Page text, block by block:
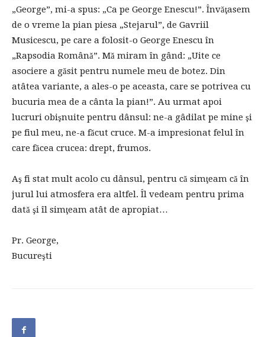
„George”, mi-a spus: „Ca pe George Enescu!”. Învăţasem
de o vreme la pian piesa „Stejarul”, de Gavriil
Musicescu, pe care a folosit-o George Enescu în
„Rapsodia Română”. Mă miram în gând: „Uite ce
asociere a găsit pentru numele meu de botez. Din
atâtea variante, a ales-o pe aceasta, care se potrivea cu
bucuria mea de a cânta la pian!”. Au urmat apoi
lucruri obişnuite pentru dânsul: ne-a gâdilat pe mine şi
pe fiul meu, ne-a făcut cruce. M-a impresionat felul în
care făcea crucea: drept, frumos.
Aş fi stat mult acolo cu dânsul, pentru că simţeam că în
jurul lui atmosfera era altfel. Îl vedeam pentru prima
dată şi îl simţeam atât de apropiat…
Pr. George,
Bucureşti